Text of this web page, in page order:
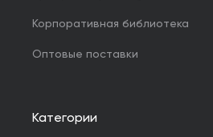
Корпоративная библиотека
Оптовые поставки
Категории